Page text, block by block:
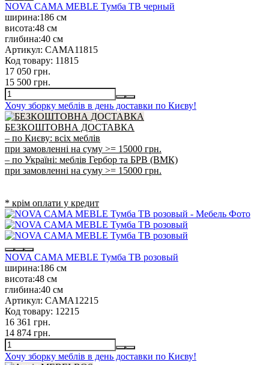
NOVA CAMA MEBLE Тумба ТВ черный
ширина:186 см
висота:48 см
глибина:40 см
Артикул: CAMA11815
Код товару: 11815
17 050 грн.
15 500 грн.
Хочу зборку меблів в день доставки по Києву!
БЕЗКОШТОВНА ДОСТАВКА
– по Києву: всіх меблів
при замовленні на суму >= 15000 грн.
– по Україні: меблів Гербор та БРВ (ВМК)
при замовленні на суму >= 15000 грн.
* крім оплати у кредит
NOVA CAMA MEBLE Тумба ТВ розовый
ширина:186 см
висота:48 см
глибина:40 см
Артикул: CAMA12215
Код товару: 12215
16 361 грн.
14 874 грн.
Хочу зборку меблів в день доставки по Києву!